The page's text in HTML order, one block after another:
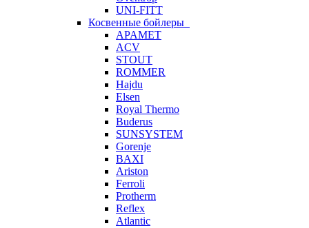
UNI-FITT
Косвенные бойлеры
APAMET
ACV
STOUT
ROMMER
Hajdu
Elsen
Royal Thermo
Buderus
SUNSYSTEM
Gorenje
BAXI
Ariston
Ferroli
Protherm
Reflex
Atlantic